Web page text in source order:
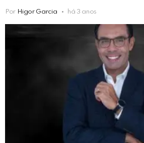
Por Higor Garcia há 3 anos